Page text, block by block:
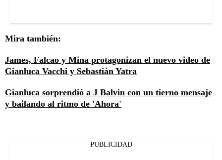
Mira también:
James, Falcao y Mina protagonizan el nuevo video de
Gianluca Vacchi y Sebastián Yatra
Gianluca sorprendió a J Balvin con un tierno mensaje
y bailando al ritmo de 'Ahora'
PUBLICIDAD